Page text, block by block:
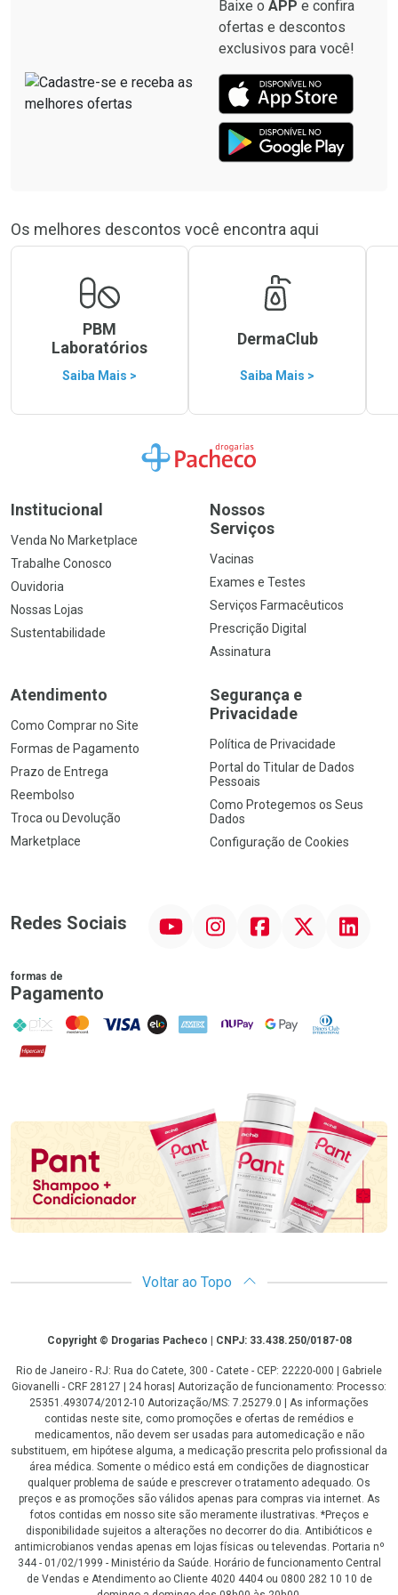
Baixe o APP e confira
ofertas e descontos
exclusivos para você!
Os melhores descontos você encontra aqui
PBM
Laboratórios
Saiba Mais >
DermaClub
Saiba Mais >
Ir para a Home
Institucional
Venda No Marketplace
Trabalhe Conosco
Ouvidoria
Nossas Lojas
Sustentabilidade
Nossos
Serviços
Vacinas
Exames e Testes
Serviços Farmacêuticos
Prescrição Digital
Assinatura
Atendimento
Como Comprar no Site
Formas de Pagamento
Prazo de Entrega
Reembolso
Troca ou Devolução
Marketplace
Segurança e
Privacidade
Política de Privacidade
Portal do Titular de Dados
Pessoais
Como Protegemos os Seus
Dados
Configuração de Cookies
Redes Sociais InstagramFacebook Linkedin
formas de
Pagamento
PIX MasterCard
VISA ELO AMEX NuPay Google PayDiners Club
Hipercard
Promoção em Destaque
Voltar ao Topo
CopyrightCopyright © Drogarias Pacheco | CNPJ: 33.438.250/0187-08
Rio de Janeiro - RJ: Rua do Catete, 300 - Catete - CEP: 22220-000 | Gabriele
Giovanelli - CRF 28127 | 24 horas| Autorização de funcionamento: Processo:
25351.493074/2012-10 Autorização/MS: 7.25279.0 | As informações
contidas neste site, como promoções e ofertas de remédios e
medicamentos, não devem ser usadas para automedicação e não
substituem, em hipótese alguma, a medicação prescrita pelo profissional da
área médica. Somente o médico está em condições de diagnosticar
qualquer problema de saúde e prescrever o tratamento adequado. Os
preços e as promoções são válidos apenas para compras via internet. As
fotos contidas em nosso site são meramente ilustrativas. *Preços e
disponibilidade sujeitos a alterações no decorrer do dia. Antibióticos e
antimicrobianos vendas apenas em lojas físicas ou televendas. Portaria nº
344 - 01/02/1999 - Ministério da Saúde. Horário de funcionamento Central
de Vendas e Atendimento ao Cliente 4020 4404 ou 0800 282 10 10 de